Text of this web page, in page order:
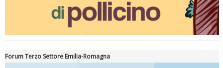
Forum Terzo Settore Emilia-Romagna